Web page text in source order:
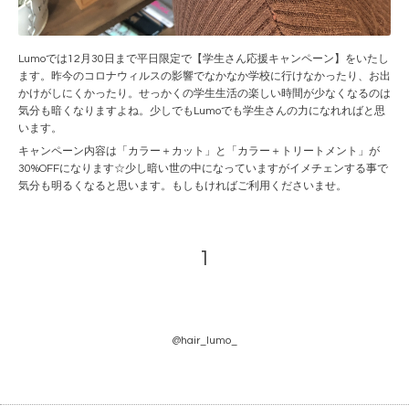
Lumoでは12月30日まで平日限定で【学生さん応援キャンペーン】をいたし
ます。昨今のコロナウィルスの影響でなかなか学校に行けなかったり、お出
かけがしにくかったり。せっかくの学生生活の楽しい時間が少なくなるのは
気分も暗くなりますよね。少しでもLumoでも学生さんの力になれればと思
います。
キャンペーン内容は「カラー＋カット」と「カラー＋トリートメント」が
30%OFFになります☆少し暗い世の中になっていますがイメチェンする事で
気分も明るくなると思います。もしもければご利用くださいませ。
1
@hair_lumo_